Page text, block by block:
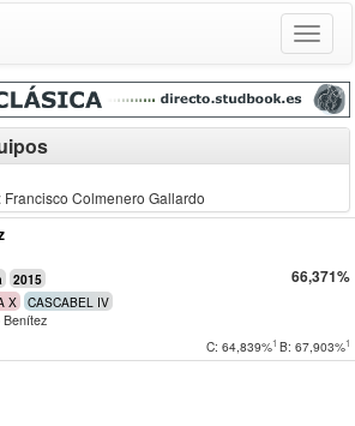
Toggle
: Francisco Colmenero Gallardo
2015
X CASCABEL IV
Benítez
66,371%
C: 64,839%1 B: 67,903%1